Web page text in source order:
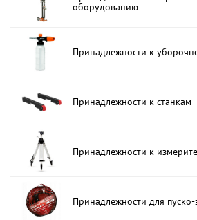
оборудованию
Принадлежности к
Принадлежности к станкам
Принадлежности к
Принадлежности для